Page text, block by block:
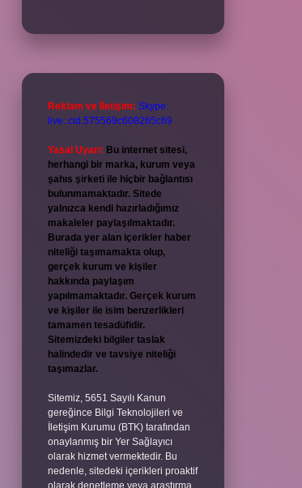
Reklam ve İletişim: Skype:
live:.cid.575569c608265c69
Yasal Uyarı: Bu internet sitesi,
herhangi bir marka, kurum veya
şahıs şirketi ile hiçbir bağlantısı
bulunmamaktadır. Sitede
yalnızca kendi hazırladığımız
makaleler paylaşılmaktadır.
Burada yer alan içerikler haber
niteliği taşımamakta olup,
gerçek kurum ve kişiler
hakkında paylaşım
yapılmamaktadır. Gerçek kurum
ve kişiler ile isim benzerlikleri
tamamen tesadüfidir.
Sitemizdeki bilgiler taslak
halindedir ve tavsiye niteliği
taşımazlar.
Sitemiz, 5651 Sayılı Kanun
gereğince Bilgi Teknolojileri ve
İletişim Kurumu (BTK) tarafından
onaylanmış bir Yer Sağlayıcı
olarak hizmet vermektedir. Bu
nedenle, sitedeki içerikleri proaktif
olarak denetleme veya araştırma